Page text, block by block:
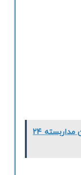
خدمات پشتیبانی دوربین مداربسته ۲۴